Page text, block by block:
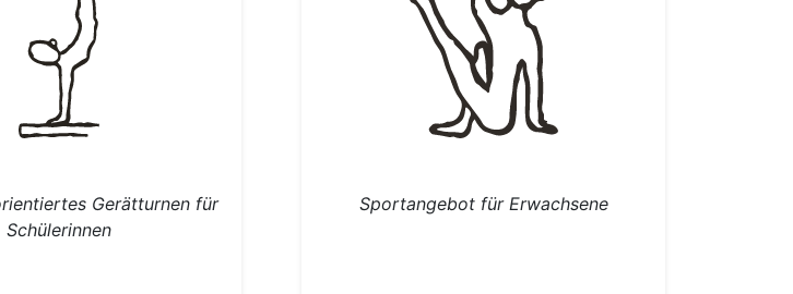
Gerätturnen für
Schülerinnen
Sportangebot für Erwachsene